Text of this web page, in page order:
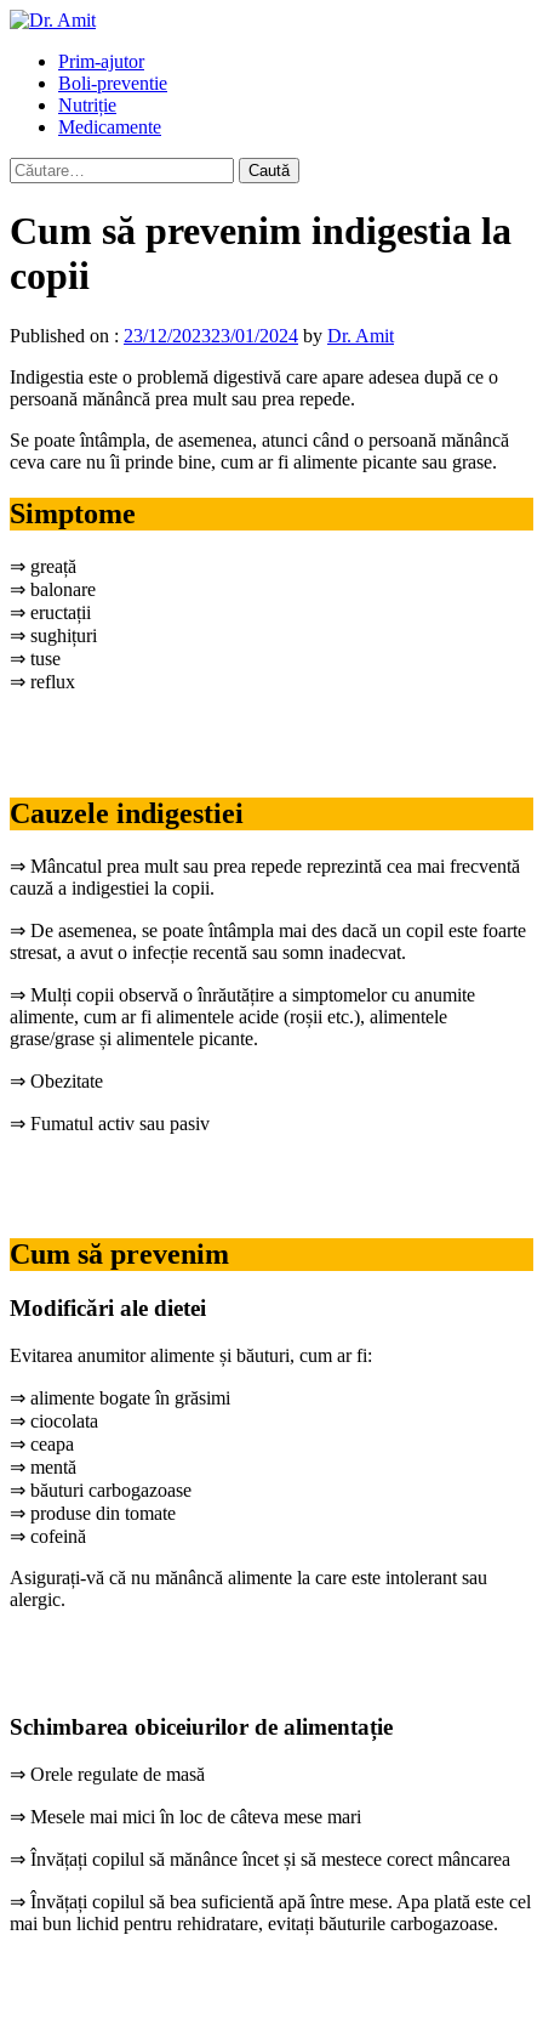
Skip
content
Primary
Menu
Prim-ajutor
Boli-preventie
Nutriție
Medicamente
Caută
după:
Cum să prevenim indigestia la
copii
Published on : 23/12/202323/01/2024 by Dr. Amit
Indigestia este o problemă digestivă care apare adesea după ce o
persoană mănâncă prea mult sau prea repede.
Se poate întâmpla, de asemenea, atunci când o persoană mănâncă
ceva care nu îi prinde bine, cum ar fi alimente picante sau grase.
Simptome
⇒ greață
⇒ balonare
⇒ eructații
⇒ sughițuri
⇒ tuse
⇒ reflux
Cauzele indigestiei
⇒ Mâncatul prea mult sau prea repede reprezintă cea mai frecventă
cauză a indigestiei la copii.
⇒ De asemenea, se poate întâmpla mai des dacă un copil este foarte
stresat, a avut o infecție recentă sau somn inadecvat.
⇒ Mulți copii observă o înrăutățire a simptomelor cu anumite
alimente, cum ar fi alimentele acide (roșii etc.), alimentele
grase/grase și alimentele picante.
⇒ Obezitate
⇒ Fumatul activ sau pasiv
Cum să prevenim
Modificări ale dietei
Evitarea anumitor alimente și băuturi, cum ar fi:
⇒ alimente bogate în grăsimi
⇒ ciocolata
⇒ ceapa
⇒ mentă
⇒ băuturi carbogazoase
⇒ produse din tomate
⇒ cofeină
Asigurați-vă că nu mănâncă alimente la care este intolerant sau
alergic.
Schimbarea obiceiurilor de alimentație
⇒ Orele regulate de masă
⇒ Mesele mai mici în loc de câteva mese mari
⇒ Învățați copilul să mănânce încet și să mestece corect mâncarea
⇒ Învățați copilul să bea suficientă apă între mese. Apa plată este cel
mai bun lichid pentru rehidratare, evitați băuturile carbogazoase.